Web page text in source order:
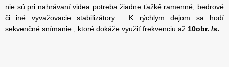
nie sú pri nahrávaní videa potreba žiadne ťažké ramenné, bedrové
či iné vyvažovacie stabilizátory . K rýchlym dejom sa hodí
sekvenčné snímanie , ktoré dokáže využiť frekvenciu až 10obr. /s.